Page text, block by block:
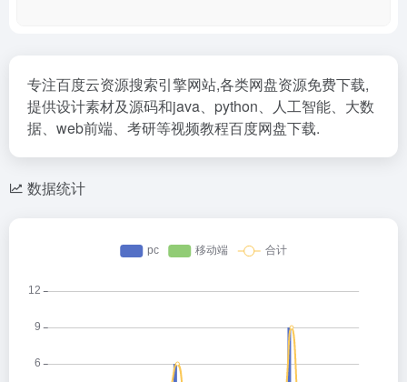
专注百度云资源搜索引擎网站,各类网盘资源免费下载,
提供设计素材及源码和java、python、人工智能、大数
据、web前端、考研等视频教程百度网盘下载.
数据统计